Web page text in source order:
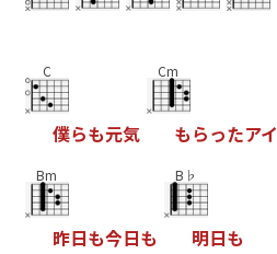
C
僕らも元気
Cm
もらったアイ
Bm
昨日も今日も
B♭
明日も